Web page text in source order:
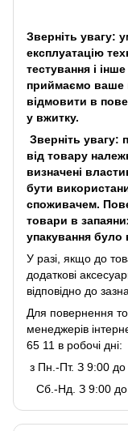
Зверніть увагу:
експлуатацію
тестування і
приймаємо ваше
відмовити в
у вжитку.
Зверніть увагу:
від товару
визначені
бути
споживачем.
товари в
упакування було
У разі, якщо до
додаткові
відповідно до
Для повернення
менеджерів
65 11 в робочі дні:
з Пн.-Пт. З 9:00
Сб.-Нд. З 9:00